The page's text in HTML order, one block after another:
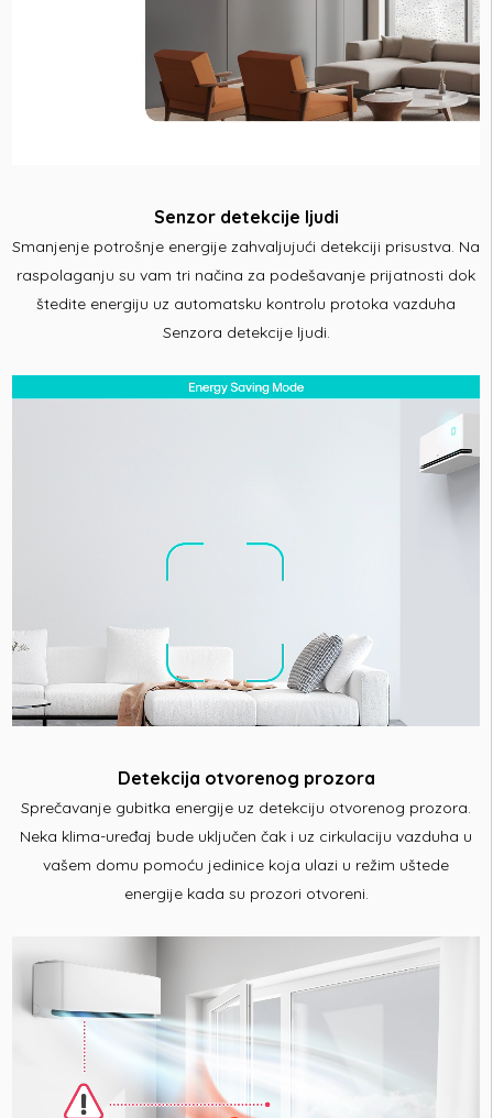
Senzor detekcije ljudi
Smanjenje potrošnje energije zahvaljujući detekciji prisustva. Na
raspolaganju su vam tri načina za podešavanje prijatnosti dok
štedite energiju uz automatsku kontrolu protoka vazduha
Senzora detekcije ljudi.
Detekcija otvorenog prozora
Sprečavanje gubitka energije uz detekciju otvorenog prozora.
Neka klima-uređaj bude uključen čak i uz cirkulaciju vazduha u
vašem domu pomoću jedinice koja ulazi u režim uštede
energije kada su prozori otvoreni.